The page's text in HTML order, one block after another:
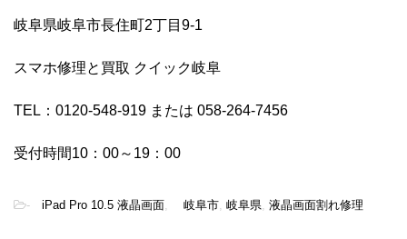
岐阜県岐阜市長住町2丁目9-1
スマホ修理と買取 クイック岐阜
TEL：0120-548-919 または 058-264-7456
受付時間10：00～19：00
- iPad Pro 10.5 液晶画面 岐阜市 岐阜県 液晶画面割れ修理